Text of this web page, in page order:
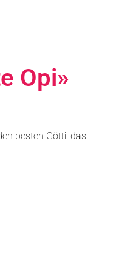
Opi»
besten Götti, das